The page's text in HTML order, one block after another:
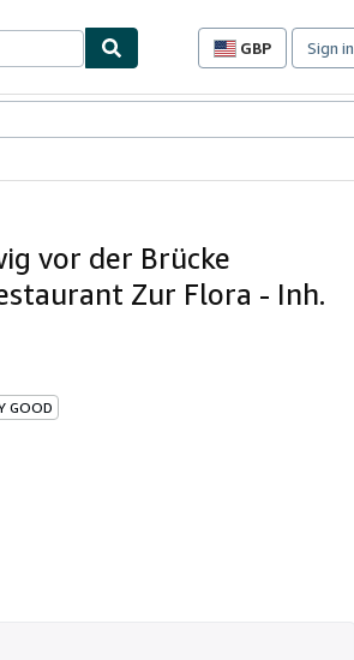
GBP
Site
preferences
Sign in
vor der Brücke
Zur Flora - Inh.
GOOD